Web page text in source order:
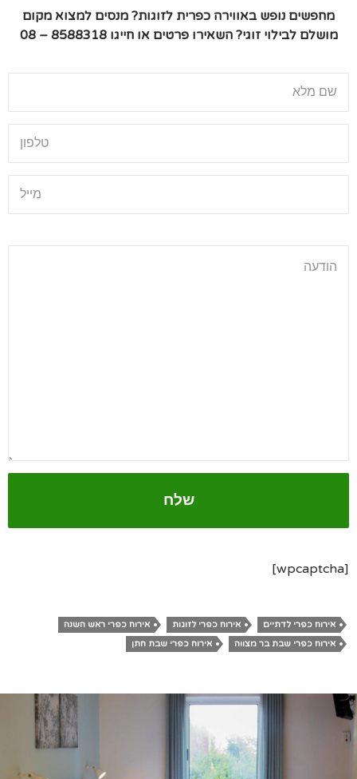
מחפשים נופש באווירה כפרית לזוגות? מנסים למצוא מקום
מושלם לבילוי זוגי? השאירו פרטים או חייגו 8588318 – 08
אירוח כפרי לדתיים אירוח כפרי לזוגות
אירוח כפרי ראש השנה
אירוח כפרי שבת בר מצווה
אירוח כפרי שבת חתן